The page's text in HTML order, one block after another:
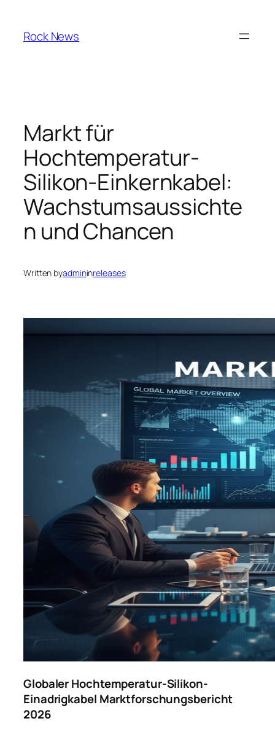
content
Rock News
Markt für
Hochtemperatur-
Silikon-Einkernkabel:
Wachstumsaussichte
n und Chancen
Written byadmininreleases
Globaler Hochtemperatur-Silikon-
Einadrigkabel Marktforschungsbericht
2026